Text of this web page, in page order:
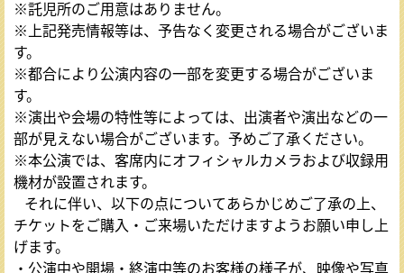
※託児所のご用意はありません。
※上記発売情報等は、予告なく変更される場合がございま
す。
※都合により公演内容の一部を変更する場合がございま
す。
※演出や会場の特性等によっては、出演者や演出などの一
部が見えない場合がございます。予めご了承ください。
※本公演では、客席内にオフィシャルカメラおよび収録用
機材が設置されます。
それに伴い、以下の点についてあらかじめご了承の上、
チケットをご購入・ご来場いただけますようお願い申し上
げます。
・公演中や開場・終演中等のお客様の様子が、映像や写真